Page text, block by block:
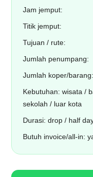
Jam jemput:
Titik jemput:
Tujuan / rute:
Jumlah penumpang:
Jumlah koper/barang:
Kebutuhan: wisata /
sekolah / luar kota
Durasi: drop / half
Butuh invoice/all-in: